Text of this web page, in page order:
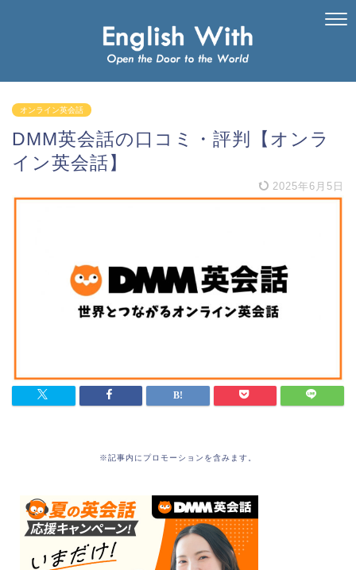
オンライン英会話
DMM英会話の口コミ・評判【オンラ
イン英会話】
2025年6月5日
※記事内にプロモーションを含みます。